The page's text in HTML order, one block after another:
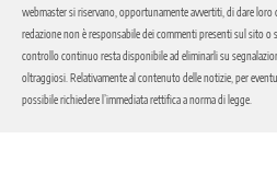
webmaster si riservano, opportunamente avvertiti, di dare loro
redazione non è responsabile dei commenti presenti sul sito o
controllo continuo resta disponibile ad eliminarli su
oltraggiosi. Relativamente al contenuto delle notizie, per
possibile richiedere l’immediata rettifica a norma di legge.